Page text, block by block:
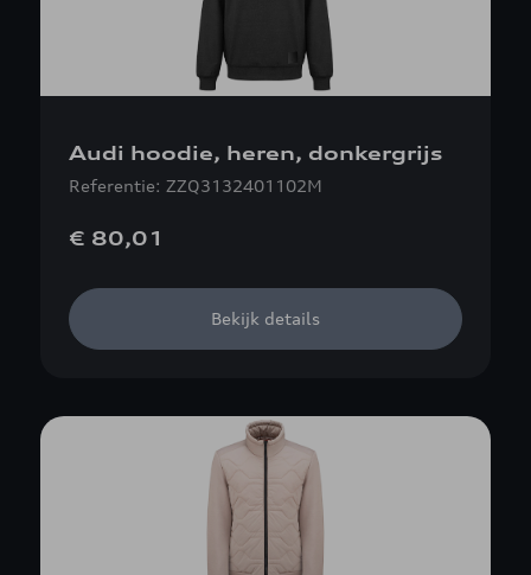
Audi hoodie, heren, donkergrijs
Referentie: ZZQ3132401102M
€ 80,01
Bekijk details